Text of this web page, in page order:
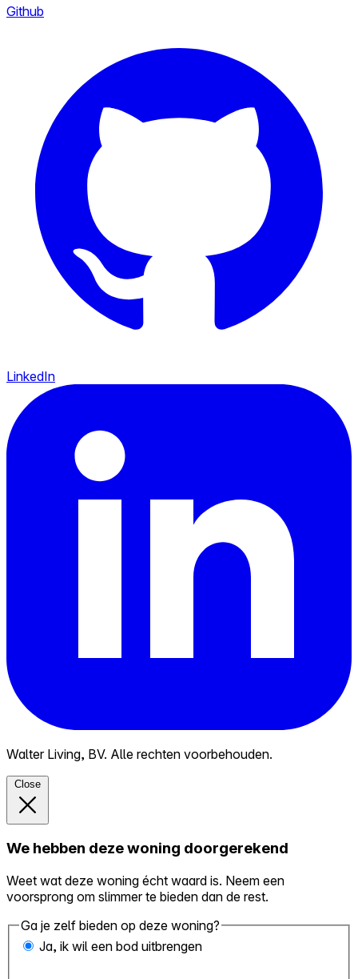
Github
LinkedIn
Walter Living, BV. Alle rechten voorbehouden.
Close
We hebben deze woning doorgerekend
Weet wat deze woning écht waard is. Neem een
voorsprong om slimmer te bieden dan de rest.
Ga je zelf bieden op deze woning?
Ja, ik wil een bod uitbrengen